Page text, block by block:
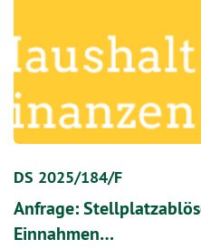
DS 2025/184/F
Anfrage:
Einnahmen…